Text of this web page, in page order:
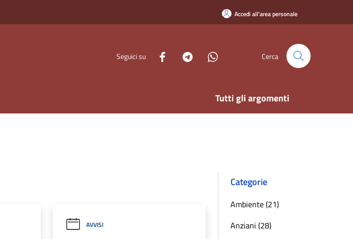
Accedi all'area personale
Seguici su Cerca
Tutti gli argomenti
AVVISI
Categorie
Ambiente (21)
Anziani (28)